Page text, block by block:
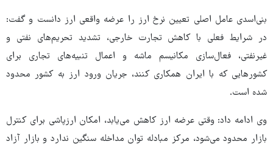
بنی‌اسدی عامل اصلی تعیین نرخ ارز را عرضه واقعی ارز دانست و گفت:
در شرایط فعلی با کاهش تجارت خارجی، تشدید تحریم‌های نفتی و
غیرنفتی، فعال‌سازی مکانیسم ماشه و اعمال تنبیه‌های تجاری برای
کشورهایی که با ایران همکاری کنند، جریان ورود ارز به کشور محدود
شده است.
وی ادامه داد: وقتی عرضه ارز کاهش می‌یابد، امکان ارزپاشی برای کنترل
بازار محدود می‌شود، مرکز مبادله توان مداخله سنگین ندارد و بازار آزاد